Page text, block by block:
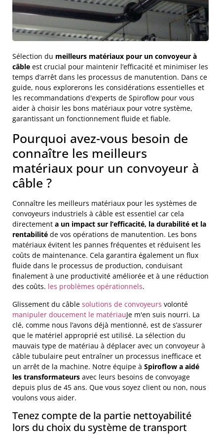
Sélection du meilleurs matériaux pour un convoyeur à
câble est crucial pour maintenir l’efficacité et minimiser les
temps d’arrêt dans les processus de manutention. Dans ce
guide, nous explorerons les considérations essentielles et
les recommandations d'experts de Spiroflow pour vous
aider à choisir les bons matériaux pour votre système,
garantissant un fonctionnement fluide et fiable.
Pourquoi avez-vous besoin de
connaître les meilleurs
matériaux pour un convoyeur à
câble ?
Connaître les meilleurs matériaux pour les systèmes de
convoyeurs industriels à câble est essentiel car cela
directement a un impact sur l’efficacité, la durabilité et la
rentabilité de vos opérations de manutention. Les bons
matériaux évitent les pannes fréquentes et réduisent les
coûts de maintenance. Cela garantira également un flux
fluide dans le processus de production, conduisant
finalement à une productivité améliorée et à une réduction
des coûts. les problèmes opérationnels.
Glissement du câble solutions de convoyeurs volonté
manipuler doucement le matériauJe m'en suis nourri. La
clé, comme nous l’avons déjà mentionné, est de s’assurer
que le matériel approprié est utilisé. La sélection du
mauvais type de matériau à déplacer avec un convoyeur à
câble tubulaire peut entraîner un processus inefficace et
un arrêt de la machine. Notre équipe à Spiroflow a aidé
les transformateurs avec leurs besoins de convoyage
depuis plus de 45 ans. Que vous soyez client ou non, nous
voulons vous aider.
Tenez compte de la partie nettoyabilité
lors du choix du système de transport